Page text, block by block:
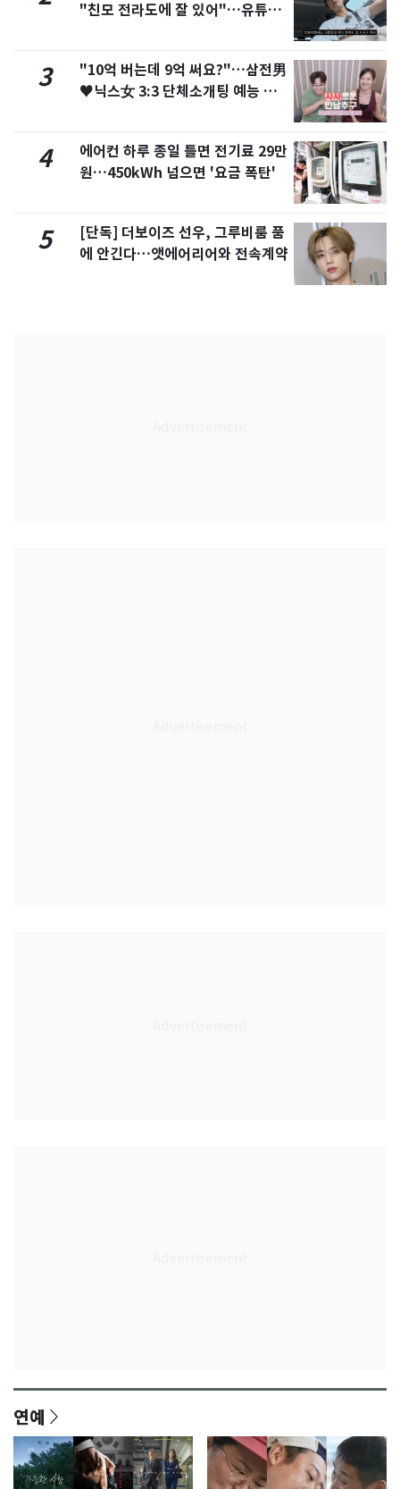
"친모 전라도에 잘 있어"…유튜브
3
"10억 버는데 9억 써요?"…삼전男
♥닉스女 3:3 단체소개팅 예능 화
4
에어컨 하루 종일 틀면 전기료 29만
원…450kWh 넘으면 '요금 폭탄'
5
[단독] 더보이즈 선우, 그루비룸 품
에 안긴다…앳에어리어와 전속계약
연예